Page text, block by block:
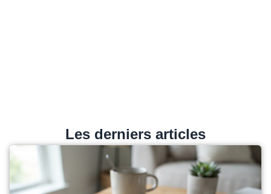
Les derniers articles